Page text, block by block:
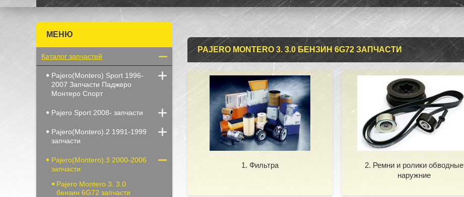
PAJERO MONTERO 3. 3.0 БЕНЗИН 6G72 ЗАПЧАСТИ
1. Фильтра
2. Ремни и ролики обводные
наружние
Каталог запчастей
Pajero(Montero) Sport 1996-
2007 Запчасти Паджеро
Монтеро Спорт
Pajero Sport 2008- запчасти
Pajero(Montero).2 1991-1999
запчасти
Pajero(Montero).3 2000-2006
запчасти
Pajero Montero 3. 3.0
бензин 6G72 запчасти